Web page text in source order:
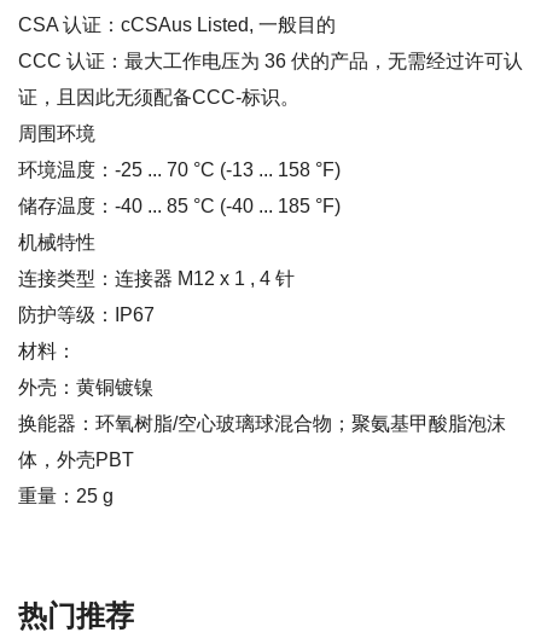
CSA 认证：cCSAus Listed, 一般目的
CCC 认证：最大工作电压为 36 伏的产品，无需经过许可认
证，且因此无须配备CCC-标识。
周围环境
环境温度：-25 ... 70 °C (-13 ... 158 °F)
储存温度：-40 ... 85 °C (-40 ... 185 °F)
机械特性
连接类型：连接器 M12 x 1 , 4 针
防护等级：IP67
材料：
外壳：黄铜镀镍
换能器：环氧树脂/空心玻璃球混合物；聚氨基甲酸脂泡沫
体，外壳PBT
重量：25 g
热门推荐